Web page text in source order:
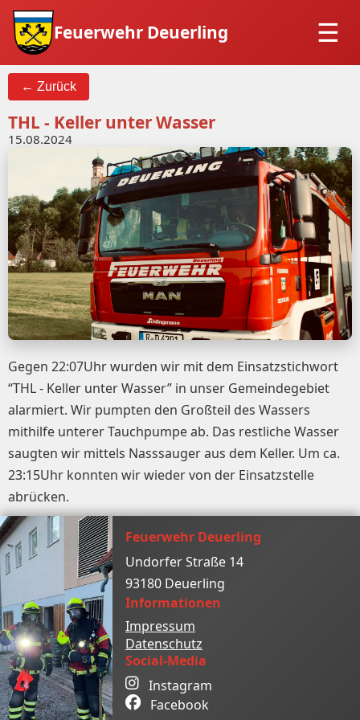
Feuerwehr Deuerling
← Zurück
THL - Keller unter Wasser
15.08.2024
Gegen 22:07Uhr wurden wir mit dem Einsatzstichwort
“THL - Keller unter Wasser” in unser Gemeindegebiet
alarmiert. Wir pumpten den Großteil des Wassers
mithilfe unterer Tauchpumpe ab. Das restliche Wasser
saugten wir mittels Nasssauger aus dem Keller. Um ca.
23:15Uhr konnten wir wieder von der Einsatzstelle
abrücken.
Feuerwehr Deuerling
Undorfer Straße 14
93180 Deuerling
Informationen
Impressum
Datenschutz
Social-Media
Instagram
Facebook